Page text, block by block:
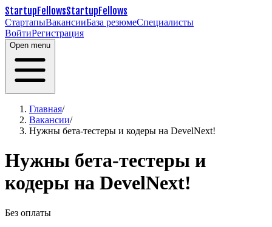
StartupFellowsStartupFellows
СтартапыВакансииБаза резюмеСпециалисты
ВойтиРегистрация
Open menu
Главная/
Вакансии/
Нужны бета-тестеры и кодеры на DevelNext!
Нужны бета-тестеры и
кодеры на DevelNext!
Без оплаты